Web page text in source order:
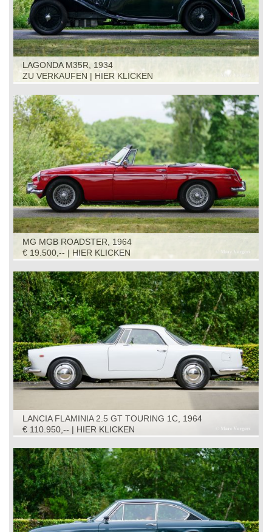
LAGONDA M35R, 1934
ZU VERKAUFEN | HIER KLICKEN
MG MGB ROADSTER, 1964
€ 19.500,-- | HIER KLICKEN
LANCIA FLAMINIA 2.5 GT TOURING 1C, 1964
€ 110.950,-- | HIER KLICKEN